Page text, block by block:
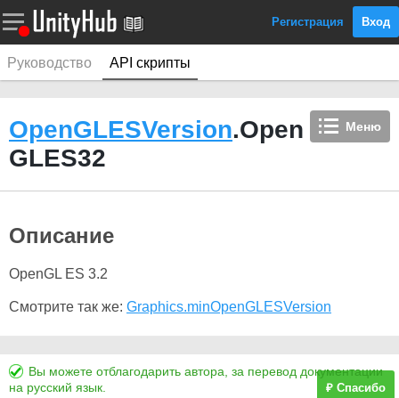
Регистрация Вход
Руководство API скрипты
Меню
OpenGLESVersion.Open
GLES32
Описание
OpenGL ES 3.2
Смотрите так же: Graphics.minOpenGLESVersion
Вы можете отблагодарить автора, за перевод документации
на русский язык.
₽ Спасибо